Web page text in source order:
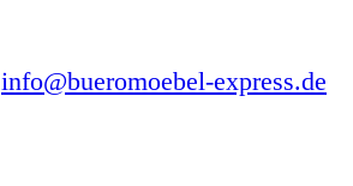
info@bueromoebel-express.de